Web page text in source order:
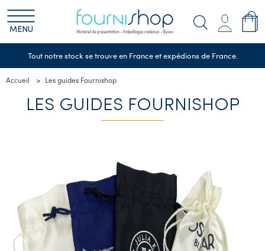
MENU
Tout notre stock se trouve en France et expédions de France.
Accueil Les guides Fournishop
LES GUIDES FOURNISHOP